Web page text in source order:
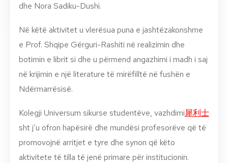
UMS Staff
UMS Students
LMS Canvas
dhe Nora Sadiku-Dushi.
Në këtë aktivitet u vlerësua puna e jashtëzakonshme
e Prof. Shqipe Gërguri-Rashiti në realizimin dhe
botimin e librit si dhe u përmend angazhimi i madh i saj
në krijimin e një literature të mirëfilltë në fushën e
Ndërmarrësisë.
Kolegji Universum sikurse studentëve, vazhdimi犀利士
sht j’u ofron hapësirë dhe mundësi profesorëve që të
promovojnë arritjet e tyre dhe synon që këto
aktivitete të tilla të jenë primare për institucionin.